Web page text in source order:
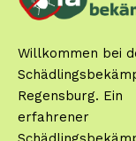
Willkommen bei
Regensburg. Ein
erfahrener